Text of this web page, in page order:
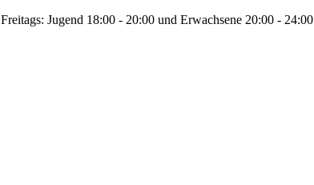
Freitags: Jugend 18:00 - 20:00 und Erwachsene 20:00 - 24:00